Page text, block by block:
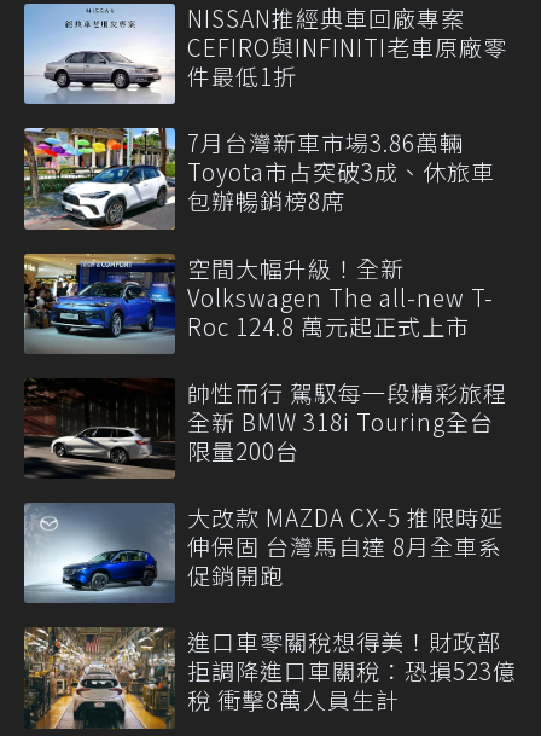
NISSAN推經典車回廠專案
CEFIRO與INFINITI老車原廠零
件最低1折
7月台灣新車市場3.86萬輛
Toyota市占突破3成、休旅車
包辦暢銷榜8席
空間大幅升級！全新
Volkswagen The all-new T-
Roc 124.8 萬元起正式上市
帥性而行 駕馭每一段精彩旅程
全新 BMW 318i Touring全台
限量200台
大改款 MAZDA CX-5 推限時延
伸保固 台灣馬自達 8月全車系
促銷開跑
進口車零關稅想得美！財政部
拒調降進口車關稅：恐損523億
稅 衝擊8萬人員生計